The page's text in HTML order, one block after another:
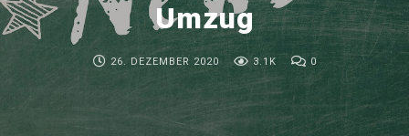
Umzug
26. DEZEMBER 2020 3.1K 0